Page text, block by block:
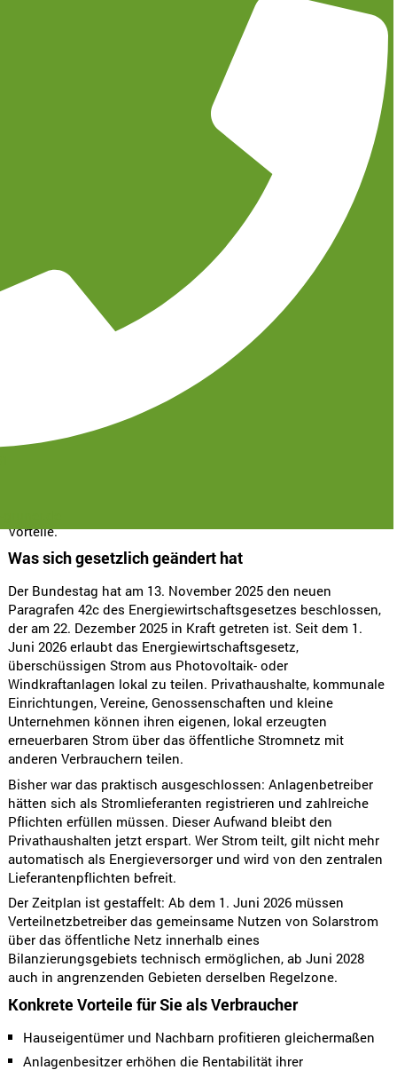
Seit dem 1. Juni 2026 gilt in Deutschland ein neues
Gesetz: Das Energie-Sharing-Gesetz. Mit diesem
Gesetz wurde es möglich gemacht, dass die
Eigentümer einer Photovoltaikanlage
überschüssigen Strom an ihre Nachbarn verkaufen
können. Für Hauseigentümer mit
Photovoltaikanlage und für deren Nachbarn ohne
Photovoltaikanlage auf dem Dach bietet dieses
Seit dem 1. Juni 2026 gilt in Deutschland ein neues Gesetz:
Das Energie-Sharing-Gesetz. Mit diesem Gesetz wurde es
möglich gemacht, dass die Eigentümer einer
Vorteile.
Was sich gesetzlich geändert hat
Der Bundestag hat am 13. November 2025 den neuen
Paragrafen 42c des Energiewirtschaftsgesetzes beschlossen,
der am 22. Dezember 2025 in Kraft getreten ist. Seit dem 1.
Juni 2026 erlaubt das Energiewirtschaftsgesetz,
überschüssigen Strom aus Photovoltaik- oder
Windkraftanlagen lokal zu teilen. Privathaushalte, kommunale
Einrichtungen, Vereine, Genossenschaften und kleine
Unternehmen können ihren eigenen, lokal erzeugten
erneuerbaren Strom über das öffentliche Stromnetz mit
anderen Verbrauchern teilen.
Bisher war das praktisch ausgeschlossen: Anlagenbetreiber
hätten sich als Stromlieferanten registrieren und zahlreiche
Pflichten erfüllen müssen. Dieser Aufwand bleibt den
Privathaushalten jetzt erspart. Wer Strom teilt, gilt nicht mehr
automatisch als Energieversorger und wird von den zentralen
Lieferantenpflichten befreit.
Der Zeitplan ist gestaffelt: Ab dem 1. Juni 2026 müssen
Verteilnetzbetreiber das gemeinsame Nutzen von Solarstrom
über das öffentliche Netz innerhalb eines
Bilanzierungsgebiets technisch ermöglichen, ab Juni 2028
auch in angrenzenden Gebieten derselben Regelzone.
Konkrete Vorteile für Sie als Verbraucher
Hauseigentümer und Nachbarn profitieren gleichermaßen
Anlagenbesitzer erhöhen die Rentabilität ihrer